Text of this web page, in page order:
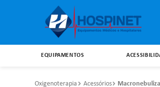
EQUIPAMENTOS
Oxigenoterapia Acessórios